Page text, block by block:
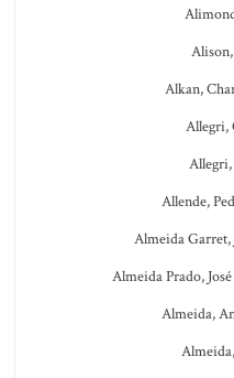
Alkan,
Allegri,
Allende,
Almeida Garret,
Almeida Prado,
Almeida,